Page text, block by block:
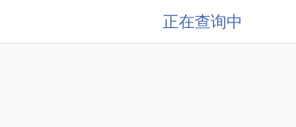
正在查询中